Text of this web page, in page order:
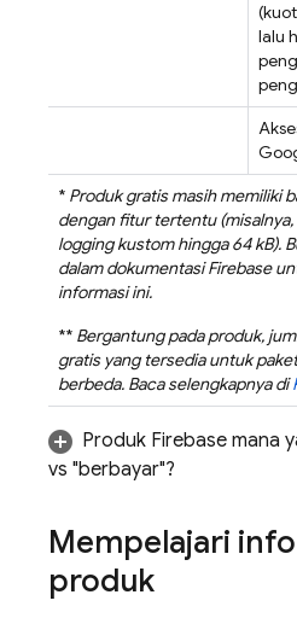
lalu
* Produk gratis masih memiliki
dengan fitur tertentu (misalnya,
logging kustom hingga 64 kB).
dalam dokumentasi Firebase
informasi ini.
** Bergantung pada produk,
gratis yang tersedia untuk
berbeda. Baca selengkapnya di
Produk Firebase mana
vs "berbayar"?
Mempelajari
produk